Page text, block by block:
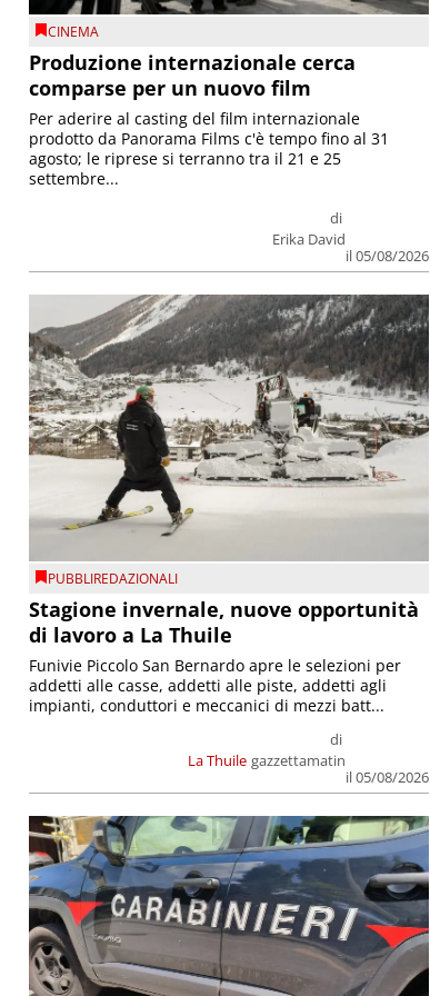
CINEMA
Produzione internazionale cerca
comparse per un nuovo film
di
Erika David
il 05/08/2026
Per aderire al casting del film internazionale
prodotto da Panorama Films c'è tempo fino al 31
agosto; le riprese si terranno tra il 21 e 25
settembre...
PUBBLIREDAZIONALI
Stagione invernale, nuove opportunità
di lavoro a La Thuile
La Thuile
di
gazzettamatin
il 05/08/2026
Funivie Piccolo San Bernardo apre le selezioni per
addetti alle casse, addetti alle piste, addetti agli
impianti, conduttori e meccanici di mezzi batt...